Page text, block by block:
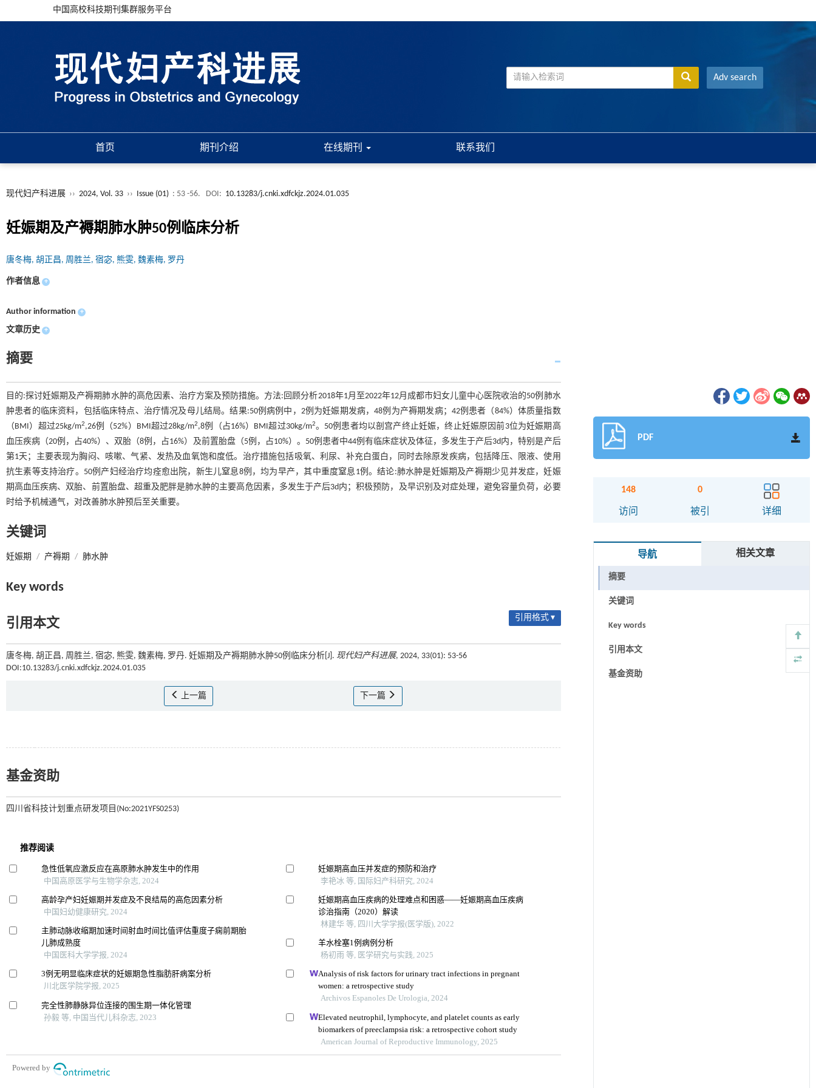
中国高校科技期刊集群服务平台
Adv search
首页 期刊介绍 在线期刊 联系我们
现代妇产科进展 ›› 2024, Vol. 33 ›› Issue (01) : 53 -56. DOI: 10.13283/j.cnki.xdfckjz.2024.01.035
妊娠期及产褥期肺水肿50例临床分析
唐冬梅, 胡正昌, 周胜兰, 宿宓, 熊雯, 魏素梅, 罗丹
作者信息 +
Author information +
文章历史 +
摘要
目的:探讨妊娠期及产褥期肺水肿的高危因素、治疗方案及预防措施。方法:回顾分析2018年1月至2022年12月成都市妇女儿童中心医院收治的50例肺水
肿患者的临床资料，包括临床特点、治疗情况及母儿结局。结果:50例病例中，2例为妊娠期发病，48例为产褥期发病；42例患者（84%）体质量指数
（BMI）超过25kg/m2,26例（52%）BMI超过28kg/m2,8例（占16%）BMI超过30kg/m2。50例患者均以剖宫产终止妊娠，终止妊娠原因前3位为妊娠期高
血压疾病（20例，占40%）、双胎（8例，占16%）及前置胎盘（5例，占10%）。50例患者中44例有临床症状及体征，多发生于产后3d内，特别是产后
第1天；主要表现为胸闷、咳嗽、气紧、发热及血氧饱和度低。治疗措施包括吸氧、利尿、补充白蛋白，同时去除原发疾病，包括降压、限液、使用
抗生素等支持治疗。50例产妇经治疗均痊愈出院，新生儿窒息8例，均为早产，其中重度窒息1例。结论:肺水肿是妊娠期及产褥期少见并发症，妊娠
期高血压疾病、双胎、前置胎盘、超重及肥胖是肺水肿的主要高危因素，多发生于产后3d内；积极预防，及早识别及对症处理，避免容量负荷，必要
时给予机械通气，对改善肺水肿预后至关重要。
关键词
妊娠期 / 产褥期 / 肺水肿
Key words
引用本文 引用格式 ▾
唐冬梅, 胡正昌, 周胜兰, 宿宓, 熊雯, 魏素梅, 罗丹. 妊娠期及产褥期肺水肿50例临床分析[J]. 现代妇产科进展, 2024, 33(01): 53-56
DOI:10.13283/j.cnki.xdfckjz.2024.01.035
上一篇 下一篇
基金资助
四川省科技计划重点研发项目(No:2021YFS0253)
PDF
148
访问
0
被引 详细
导航 相关文章
摘要
关键词
Key words
引用本文
基金资助